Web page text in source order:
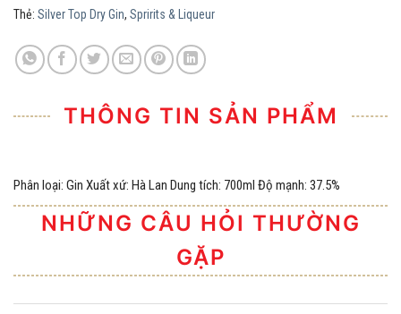
Thẻ: Silver Top Dry Gin, Spririts & Liqueur
THÔNG TIN SẢN PHẨM
Phân loại: Gin Xuất xứ: Hà Lan Dung tích: 700ml Độ mạnh: 37.5%
NHỮNG CÂU HỎI THƯỜNG
GẶP